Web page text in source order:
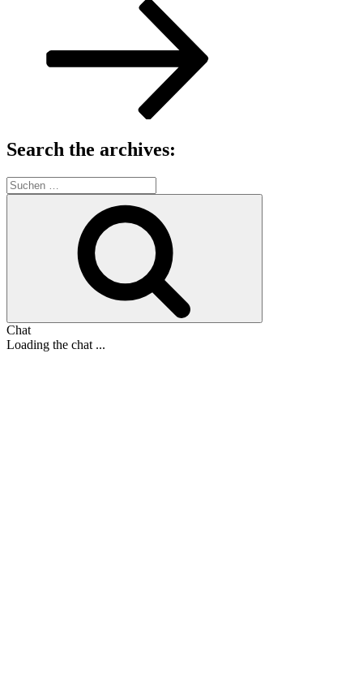
Search the archives:
Suche
nach:
Chat
Loading the chat ...